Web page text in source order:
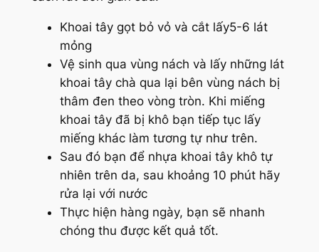
Khoai tây gọt bỏ vỏ và cắt lấy5-6 lát
mỏng
Vệ sinh qua vùng nách và lấy những lát
khoai tây chà qua lại bên vùng nách bị
thâm đen theo vòng tròn. Khi miếng
khoai tây đã bị khô bạn tiếp tục lấy
miếng khác làm tương tự như trên.
Sau đó bạn để nhựa khoai tây khô tự
nhiên trên da, sau khoảng 10 phút hãy
rửa lại với nước
Thực hiện hàng ngày, bạn sẽ nhanh
chóng thu được kết quả tốt.